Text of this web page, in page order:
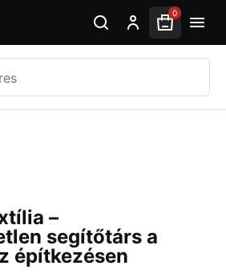
0
–
segítőtárs a
építkezésen